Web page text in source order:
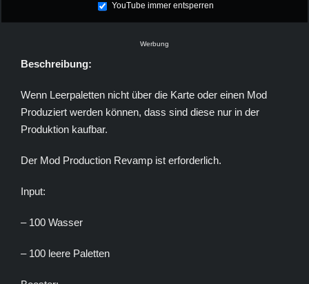
YouTube immer entsperren
Werbung
Beschreibung:
Wenn Leerpaletten nicht über die Karte oder einen Mod
Produziert werden können, dass sind diese nur in der
Produktion kaufbar.
Der Mod Production Revamp ist erforderlich.
Input:
– 100 Wasser
– 100 leere Paletten